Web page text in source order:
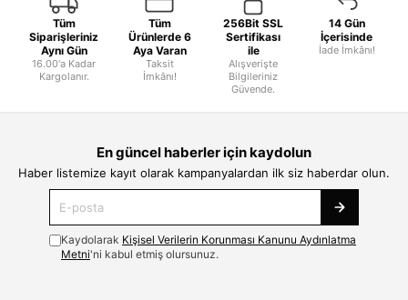
Tüm
Siparişleriniz
Aynı Gün
16.00'a Kadar
Kargolanır.
Tüm
Ürünlerde 6
Aya Varan
Taksit
İmkânı!
256Bit SSL
Sertifikası
ile
Alışverişte
Bilgileriniz
Güvende.
14 Gün
İçerisinde
İade İmkânı!
En güncel haberler için kaydolun
Haber listemize kayıt olarak kampanyalardan ilk siz haberdar olun.
Kaydolarak Kişisel Verilerin Korunması Kanunu Aydınlatma
Metni'ni kabul etmiş olursunuz.